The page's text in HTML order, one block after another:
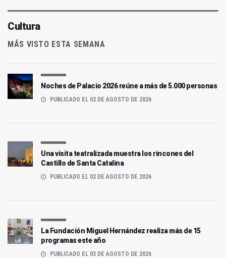
Cultura
MÁS VISTO ESTA SEMANA
Noches de Palacio 2026 reúne a más de 5.000 personas
PUBLICADO EL 02 DE AGOSTO DE 2026
Una visita teatralizada muestra los rincones del
Castillo de Santa Catalina
PUBLICADO EL 02 DE AGOSTO DE 2026
La Fundación Miguel Hernández realiza más de 15
programas este año
PUBLICADO EL 03 DE AGOSTO DE 2026